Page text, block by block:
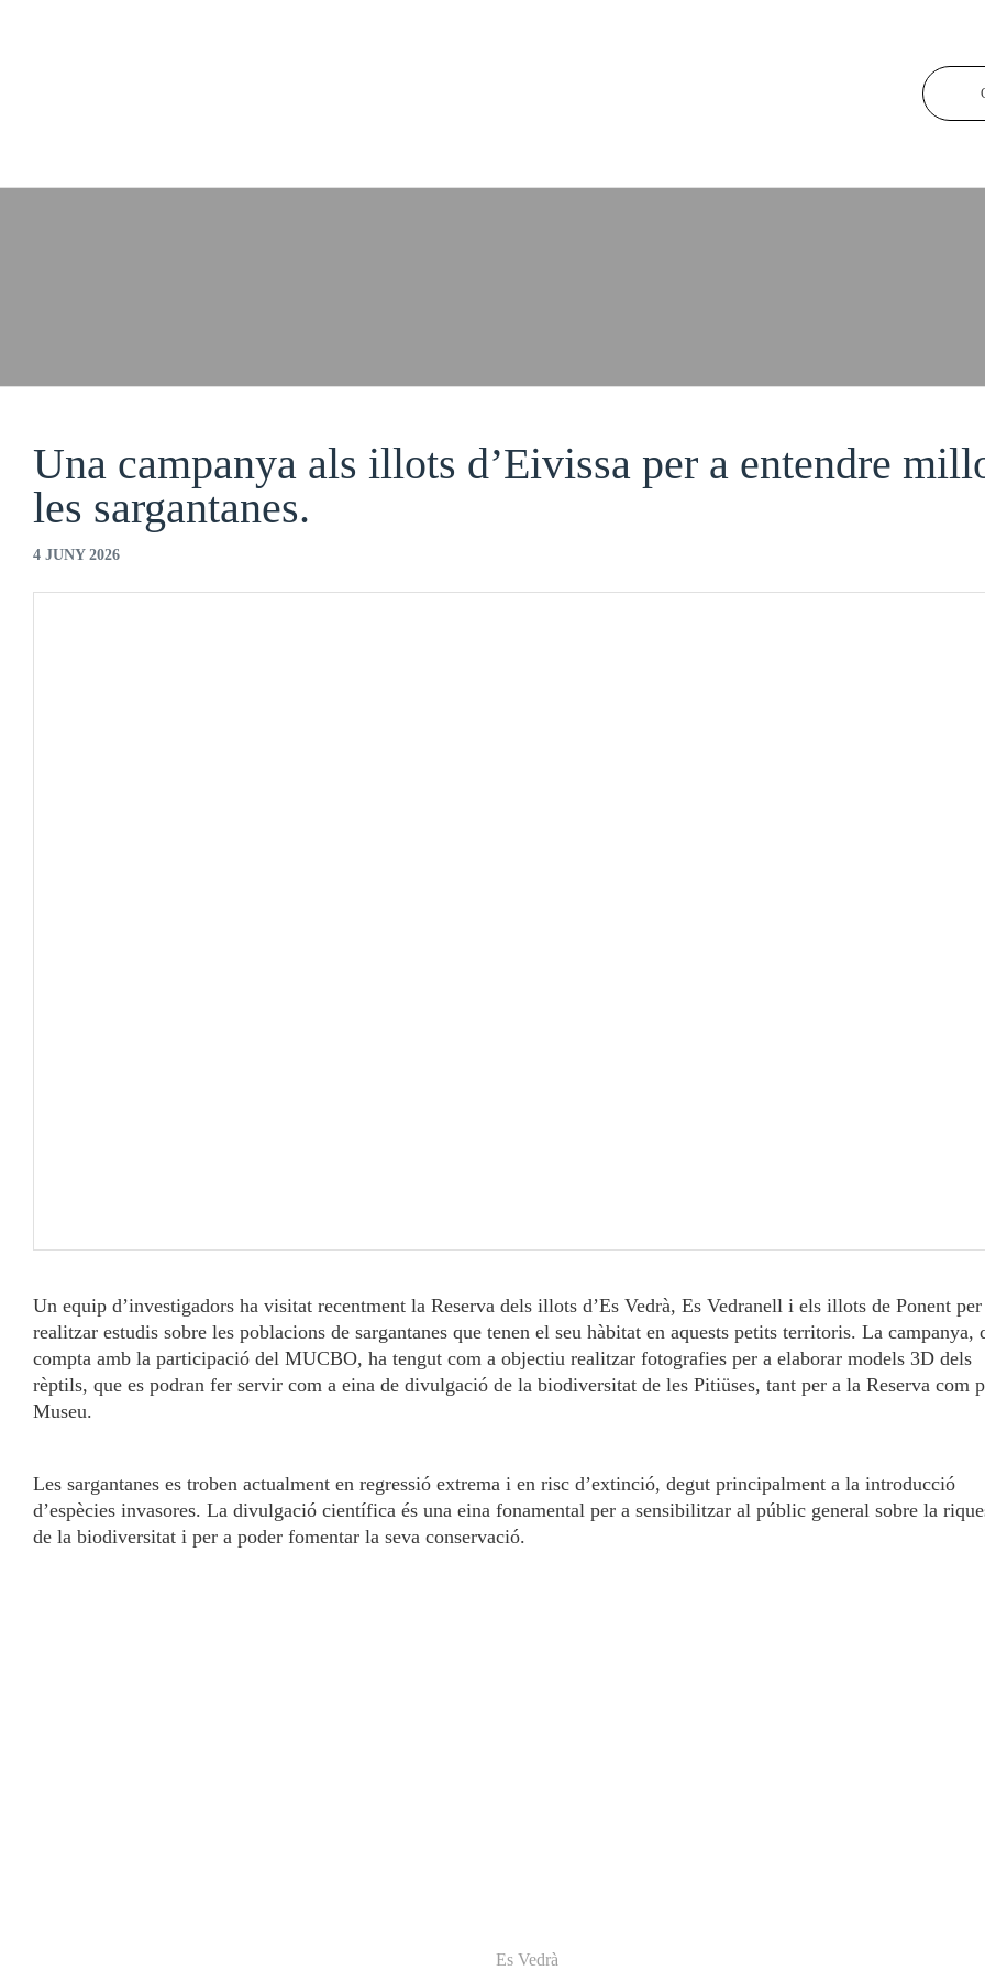
Una campanya als illots d’Eivissa per a entendre
les sargantanes.
4 JUNY 2026
Un equip d’investigadors ha visitat recentment la Reserva dels illots d’Es Vedrà, Es Vedranell i els illots de Ponent per
realitzar estudis sobre les poblacions de sargantanes que tenen el seu hàbitat en aquests petits territoris. La campanya,
compta amb la participació del MUCBO, ha tengut com a objectiu realitzar fotografies per a elaborar models 3D dels
rèptils, que es podran fer servir com a eina de divulgació de la biodiversitat de les Pitiüses, tant per a la Reserva com
Museu.
Les sargantanes es troben actualment en regressió extrema i en risc d’extinció, degut principalment a la introducció
d’espècies invasores. La divulgació científica és una eina fonamental per a sensibilitzar al públic general sobre la
de la biodiversitat i per a poder fomentar la seva conservació.
Es Vedrà